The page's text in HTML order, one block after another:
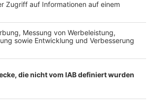
ist mit Hilfe eines SSL-